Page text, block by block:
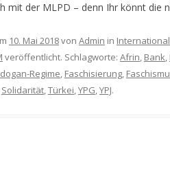
mit der MLPD – denn Ihr könnt die
10. Mai 2018von Admin in
veröffentlicht. Schlagworte: Afrin, Bank,
Regime, Faschisierung,
Solidarität,Türkei,YPG,YPJ.